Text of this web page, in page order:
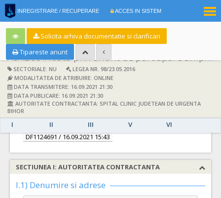
INREGISTRARE / RECUPERARE ACCES IN SISTEM
Solicita arhiva documentatie si clarificari
Tipareste anunt
Achizitie initiata prin anunt de participare simplificat:
SECTORIALE: NU
LEGEA NR. 98/23.05.2016
MODALITATEA DE ATRIBUIRE: ONLINE
DATA TRANSMITERE: 16.09.2021 21:30
DATA PUBLICARE: 16.09.2021 21:30
AUTORITATE CONTRACTANTA: SPITAL CLINIC JUDETEAN DE URGENTA
BIHOR
I II III V VI
DETALII
Documentatie de atribuire:
DF1124691 / 16.09.2021 15:43
SECTIUNEA I: AUTORITATEA CONTRACTANTA
I.1) Denumire si adrese